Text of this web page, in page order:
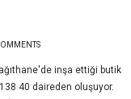
inşa ettiği butik
40 daireden oluşuyor.